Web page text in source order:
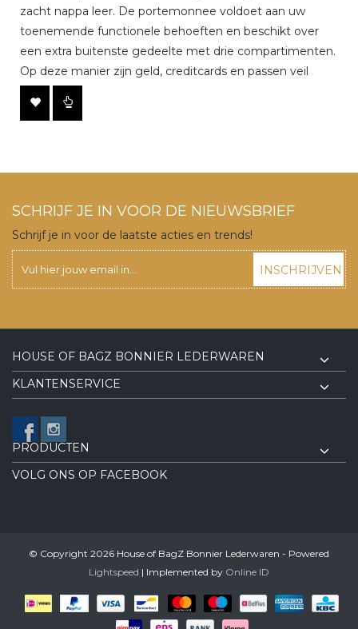
zacht nappa leer. De portemonnee voldoet aan uw
toenemende functionele behoeften en beschikt over
een extra buitenste gedeelte met drie compartimenten.
Op deze manier zijn geld, creditcards en passen veil
SCHRIJF JE IN VOOR DE NIEUWSBRIEF
Schrijf je in voor de laatste acties en trends!
INSCHRIJVEN
HOUSE OF BAGZ BONNIER LEDERWAREN
KLANTENSERVICE
PRODUCTEN
VOLG ONS OP FACEBOOK
© Copyright 2026 House of BagZ Bonnier Lederwaren - Powered
Lightspeed | Implemented by Online ID